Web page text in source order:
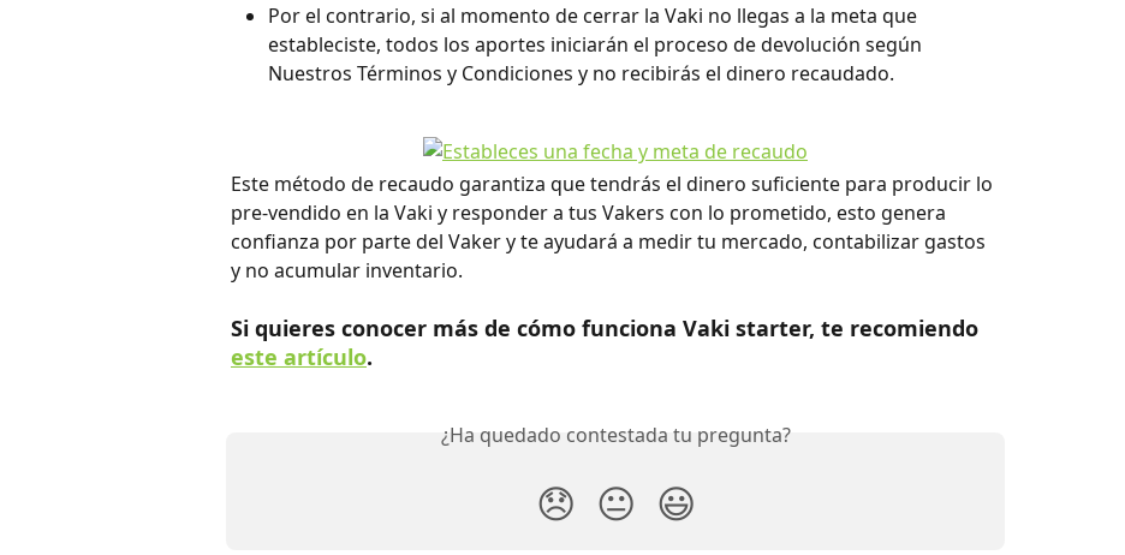
Por el contrario, si al momento de cerrar la Vaki no llegas a la meta que
estableciste, todos los aportes iniciarán el proceso de devolución según
Nuestros Términos y Condiciones y no recibirás el dinero recaudado.
Este método de recaudo garantiza que tendrás el dinero suficiente para producir lo
pre-vendido en la Vaki y responder a tus Vakers con lo prometido, esto genera
confianza por parte del Vaker y te ayudará a medir tu mercado, contabilizar gastos
y no acumular inventario.
Si quieres conocer más de cómo funciona Vaki starter, te recomiendo
este artículo.
¿Ha quedado contestada tu pregunta?
😞 😐 😃